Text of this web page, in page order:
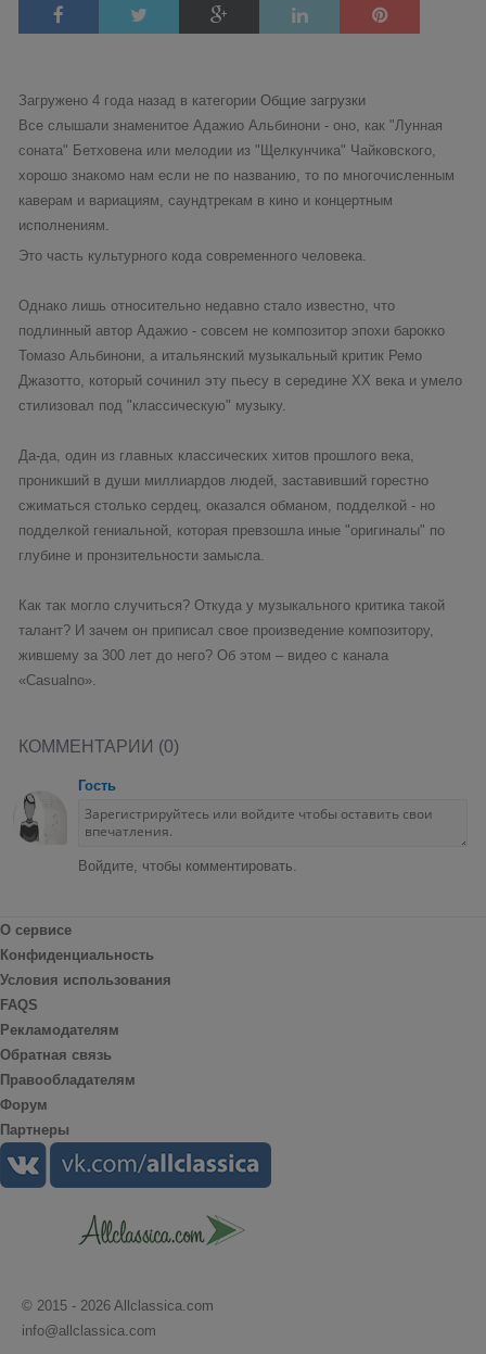
Загружено 4 года назад в категории Общие загрузки
Все слышали знаменитое Адажио Альбинони - оно, как "Лунная
соната" Бетховена или мелодии из "Щелкунчика" Чайковского,
хорошо знакомо нам если не по названию, то по многочисленным
каверам и вариациям, саундтрекам в кино и концертным
исполнениям.
Это часть культурного кода современного человека.
Однако лишь относительно недавно стало известно, что
подлинный автор Адажио - совсем не композитор эпохи барокко
Томазо Альбинони, а итальянский музыкальный критик Ремо
Джазотто, который сочинил эту пьесу в середине XX века и умело
стилизовал под "классическую" музыку.
Да-да, один из главных классических хитов прошлого века,
проникший в души миллиардов людей, заставивший горестно
сжиматься столько сердец, оказался обманом, подделкой - но
подделкой гениальной, которая превзошла иные "оригиналы" по
глубине и пронзительности замысла.
Как так могло случиться? Откуда у музыкального критика такой
талант? И зачем он приписал свое произведение композитору,
жившему за 300 лет до него? Об этом – видео с канала
«Casualno».
КОММЕНТАРИИ (0)
Гость
Войдите, чтобы комментировать.
О сервисе
Конфиденциальность
Условия использования
FAQS
Рекламодателям
Обратная связь
Правообладателям
Форум
Партнеры
© 2015 - 2026 Allclassica.com
info@allclassica.com